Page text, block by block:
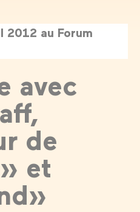
2012 au Forum
avec
de
et